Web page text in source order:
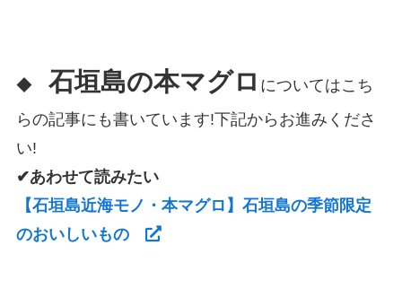
◆ 石垣島の本マグロ についてはこち
らの記事にも書いています!下記からお進みくださ
い!
✔あわせて読みたい
【石垣島近海モノ・本マグロ】石垣島の季節限定
のおいしいもの